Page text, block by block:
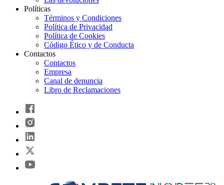
Políticas
Términos y Condiciones
Política de Privacidad
Política de Cookies
Código Ético y de Conducta
Contactos
Contactos
Empresa
Canal de denuncia
Libro de Reclamaciones